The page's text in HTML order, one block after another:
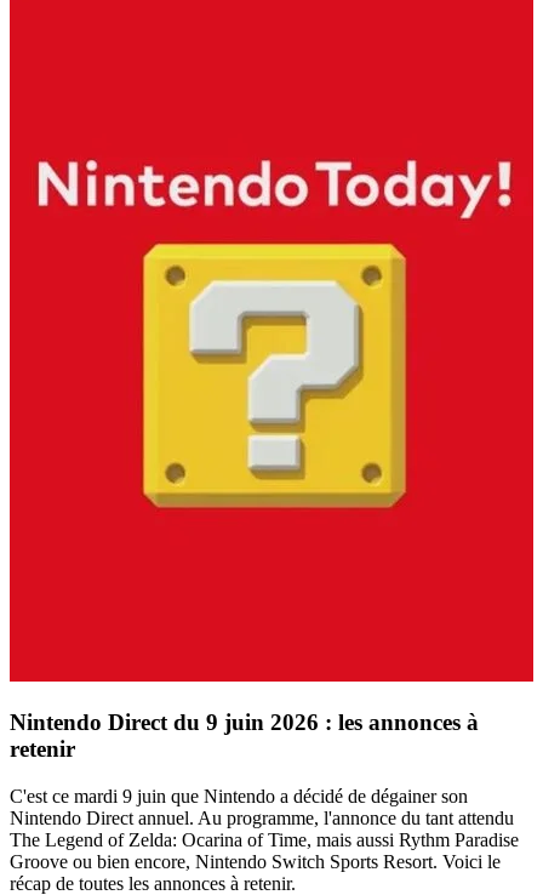
Nintendo Direct du 9 juin 2026 : les annonces à
retenir
C'est ce mardi 9 juin que Nintendo a décidé de dégainer son
Nintendo Direct annuel. Au programme, l'annonce du tant attendu
The Legend of Zelda: Ocarina of Time, mais aussi Rythm Paradise
Groove ou bien encore, Nintendo Switch Sports Resort. Voici le
récap de toutes les annonces à retenir.